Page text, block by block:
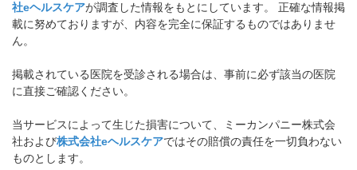
社eヘルスケアが調査した情報をもとにしています。 正確な情報掲
載に努めておりますが、内容を完全に保証するものではありませ
ん。
掲載されている医院を受診される場合は、事前に必ず該当の医院
に直接ご確認ください。
当サービスによって生じた損害について、ミーカンパニー株式会
社および株式会社eヘルスケアではその賠償の責任を一切負わない
ものとします。